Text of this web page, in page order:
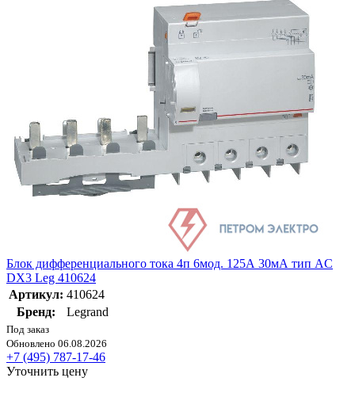
Блок дифференциального тока 4п 6мод. 125А 30мА тип AC
DX3 Leg 410624
Артикул: 410624
Бренд:
Legrand
Под заказ
Обновлено 06.08.2026
+7 (495) 787-17-46
Уточнить цену